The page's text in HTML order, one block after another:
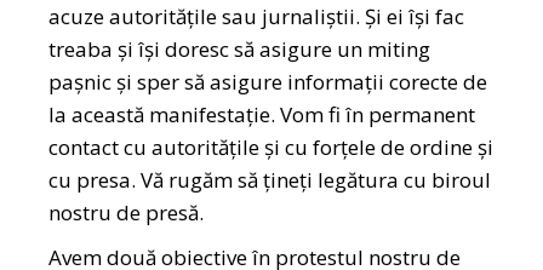
acuze autoritățile sau jurnaliștii. Și ei își fac
treaba și își doresc să asigure un miting
pașnic și sper să asigure informații corecte de
la această manifestație. Vom fi în permanent
contact cu autoritățile și cu forțele de ordine și
cu presa. Vă rugăm să țineți legătura cu biroul
nostru de presă.
Avem două obiective în protestul nostru de